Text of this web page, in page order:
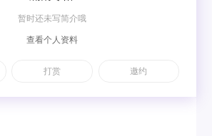
暂时还未写简介哦
查看个人资料
打赏 邀约